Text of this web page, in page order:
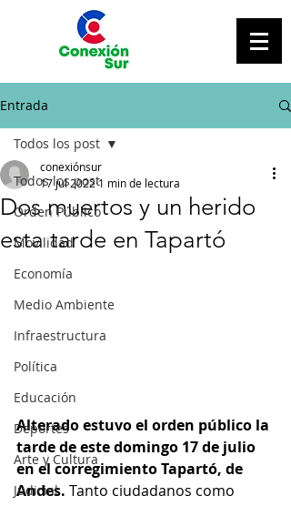
Entrada
Todos los post
Orden Público
Movilidad
Economía
Medio Ambiente
Infraestructura
Política
Educación
Deportes
Arte y Cultura
Judicial
Todos los post
Dos muertos y un herido
esta tarde en Tapartó
conexiónsur
17 jul 2022 1 min de lectura
Alterado estuvo el orden público la
tarde de este domingo 17 de julio
en el corregimiento Tapartó, de
Andes. Tanto ciudadanos como